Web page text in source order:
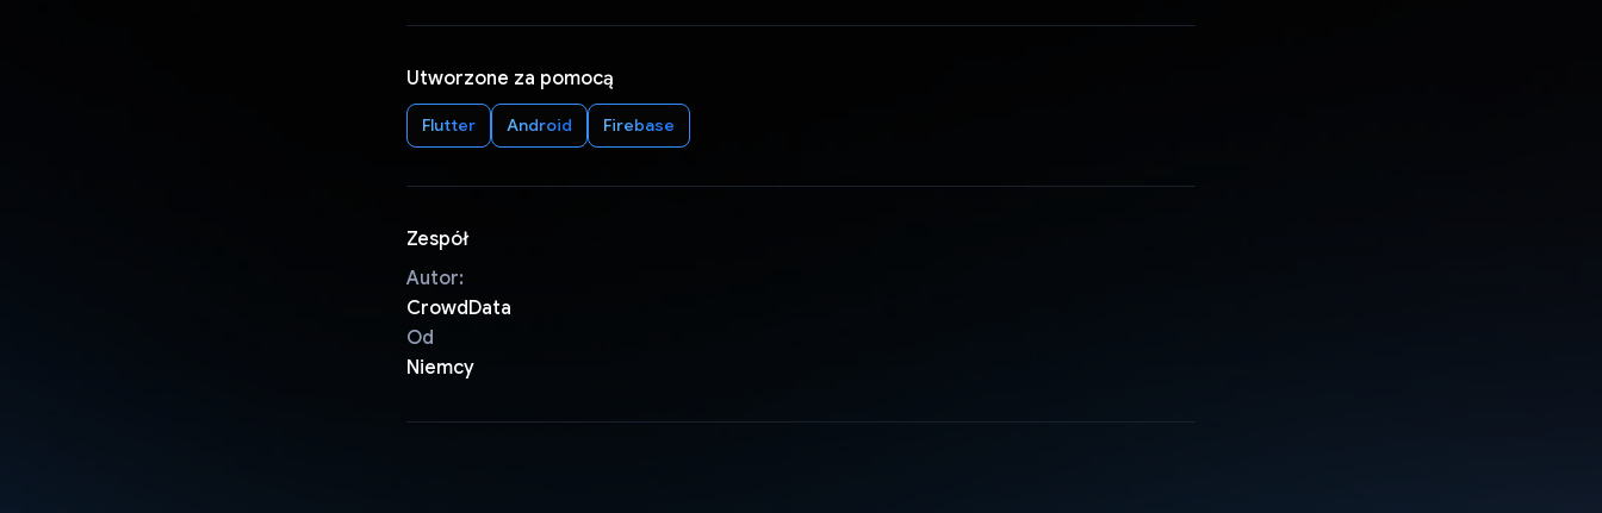
Utworzone za pomocą
Flutter Android Firebase
Zespół
Autor:
CrowdData
Od
Niemcy